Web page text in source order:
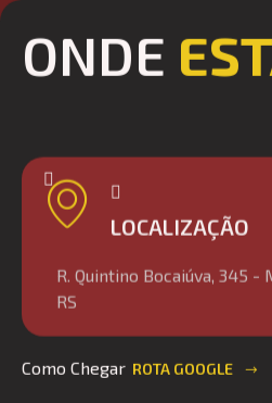
ONDE
LOCALIZAÇÃO
R. Quintino Bocaiúva, 345
RS
Como Chegar ROTA GOOGLE